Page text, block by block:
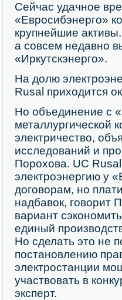
Сейчас удачное
«Евросибэнерго»
крупнейшие
а совсем недавно
«Иркутскэнерго».
На долю
Rusal приходится
Но объединение с
металлургической
электричество,
исследований и
Порохова. UC Rusal
электроэнергию у
договорам, но
надбавок, говорит
вариант
единый
Но сделать это не
постановлению
электростанции
участвовать в
эксперт.